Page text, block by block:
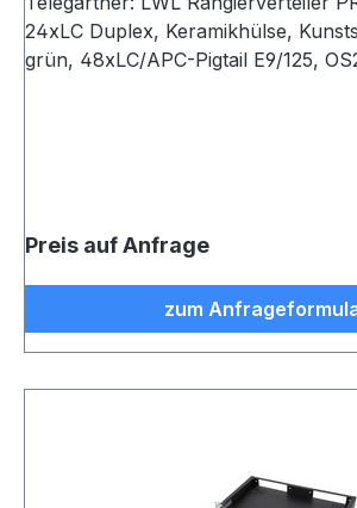
24xLC Duplex, Keramikhülse,
grün, 48xLC/APC-Pigtail E9/125,
Preis auf Anfrage
zum